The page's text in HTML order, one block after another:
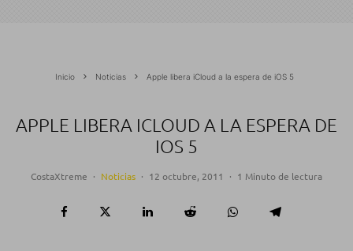
Inicio Noticias Apple libera iCloud a la espera de iOS 5
APPLE LIBERA ICLOUD A LA ESPERA DE
IOS 5
CostaXtreme · Noticias · 12 octubre, 2011 · 1 Minuto de lectura